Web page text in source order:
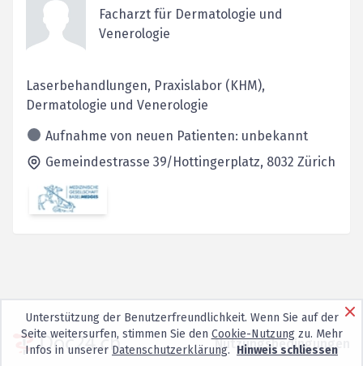
Facharzt für Dermatologie und
Venerologie
Laserbehandlungen, Praxislabor (KHM),
Dermatologie und Venerologie
Aufnahme von neuen Patienten: unbekannt
Gemeindestrasse 39/Hottingerplatz, 8032 Zürich
Nutzungsbedingungen
Unterstützung der Benutzerfreundlichkeit. Wenn Sie auf der
Seite weitersurfen, stimmen Sie den Cookie-Nutzungzu. Mehr
Infos in unserer Datenschutzerklärung. Hinweis schliessen